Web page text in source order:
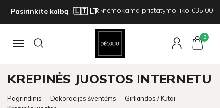
Pasirinkite kalbą Iki nemokamo pristatymo liko €35.00
Navigacija
0
KREPINĖS JUOSTOS INTERNETU
Pagrindinis Dekoracijos šventėms
Girliandos / Kutai